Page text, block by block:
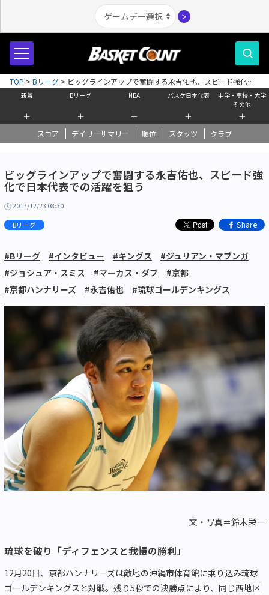
＞
新着
＋
Bリーグ
＋
NBA
＋
バスケ日本代表
＋
中学・高校・大学
その他
＋
スコア デイリーサマリー 順位 スタッツ クラブ
TOP > Bリーグ > ビッグラインアップで奮闘する永吉佑也、スピード強化で
日本代表での活躍を狙う
ビッグラインアップで奮闘する永吉佑也、スピード強
化で日本代表での活躍を狙う
2017/12/23 08:30
Bリーグ Share
#Bリーグ #インタビュー #キングス
#ジュリアン・マブンガ
#ジョシュア・スミス
#マーカス・ダブ
#京都
#京都ハンナリーズ
#永吉佑也 #琉球ゴールデンキングス
文・写真＝鈴木栄一
琉球を破り「ディフェンスと我慢の勝利」
12月20日、京都ハンナリーズは敵地の沖縄市体育館に乗り込み琉球
ゴールデンキングスと対戦。残り5秒での決勝点により、同じ西地区